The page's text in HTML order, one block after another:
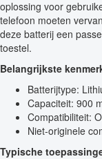
oplossing voor
telefoon moeten
deze batterij een
toestel.
Belangrijkste
Batterijtype:
Capaciteit: 900
Compatibiliteit:
Niet-originele
Typische